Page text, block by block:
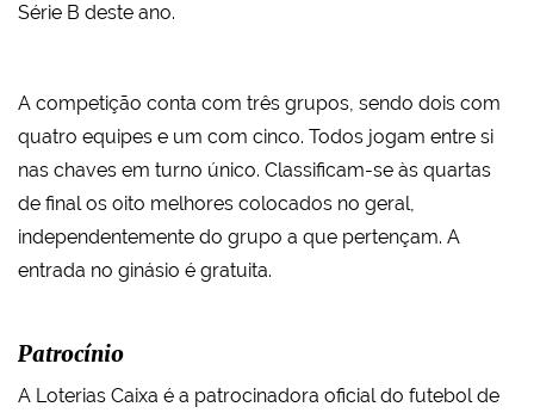
Série B deste ano.
A competição conta com três grupos, sendo dois com
quatro equipes e um com cinco. Todos jogam entre si
nas chaves em turno único. Classificam-se às quartas
de final os oito melhores colocados no geral,
independentemente do grupo a que pertençam. A
entrada no ginásio é gratuita.
Patrocínio
A Loterias Caixa é a patrocinadora oficial do futebol de